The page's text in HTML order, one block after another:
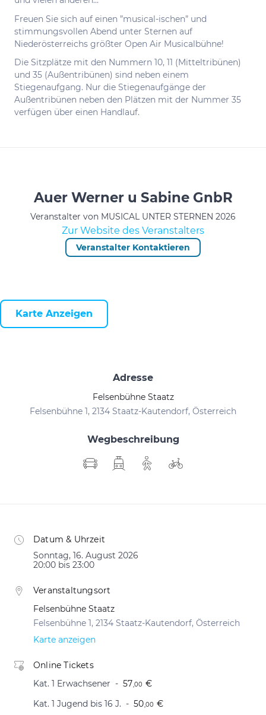
Freuen Sie sich auf einen ”musical-ischen” und
stimmungsvollen Abend unter Sternen auf
Niederösterreichs größter Open Air Musicalbühne!
Die Sitzplätze mit den Nummern 10, 11 (Mitteltribünen)
und 35 (Außentribünen) sind neben einem
Stiegenaufgang. Nur die Stiegenaufgänge der
Außentribünen neben den Plätzen mit der Nummer 35
verfügen über einen Handlauf.
Auer Werner u Sabine GnbR
Veranstalter von MUSICAL UNTER STERNEN 2026
Zur Website des Veranstalters
Veranstalter Kontaktieren
Karte Anzeigen
Adresse
Felsenbühne Staatz
Felsenbühne 1, 2134 Staatz-Kautendorf, Österreich
Wegbeschreibung
Datum & Uhrzeit
Sonntag, 16. August 2026
20:00 bis 23:00
Veranstaltungsort
Felsenbühne Staatz
Felsenbühne 1, 2134 Staatz-Kautendorf, Österreich
Karte anzeigen
Online Tickets
Kat. 1 Erwachsener
57,00 €
Kat. 1 Jugend bis 16 J.
50,00 €